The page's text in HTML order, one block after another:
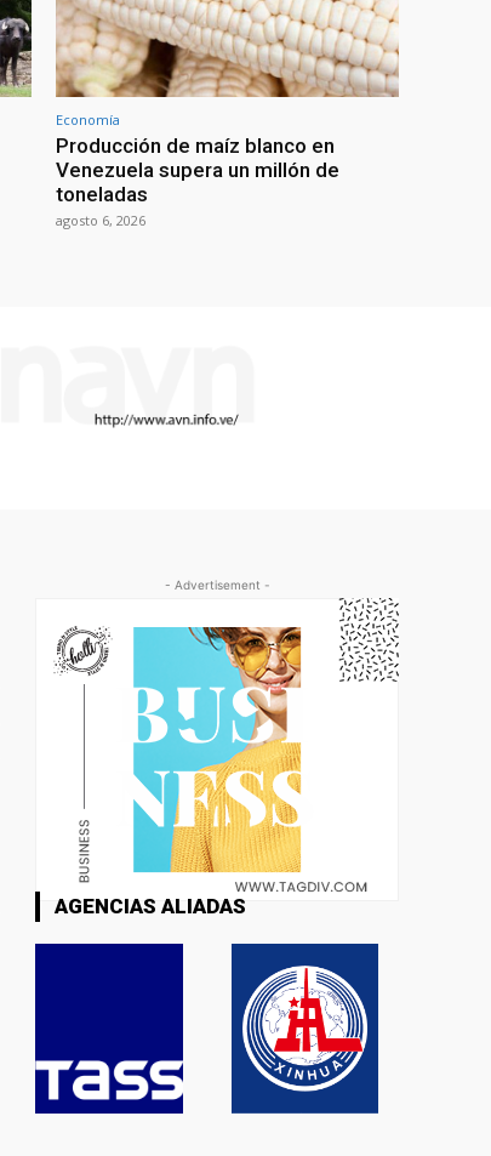
Economía
Producción de maíz blanco en
Venezuela supera un millón de
toneladas
agosto 6, 2026
- Advertisement -
AGENCIAS ALIADAS